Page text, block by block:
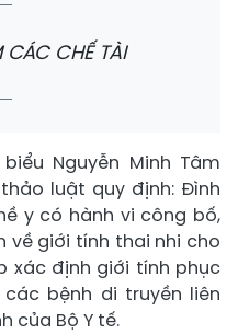
CÁC CHẾ TÀI
Nguyễn Minh Tâm
luật quy định: Đình
y có hành vi công bố,
giới tính thai nhi cho
xác định giới tính phục
bệnh di truyền liên
của Bộ Y tế.